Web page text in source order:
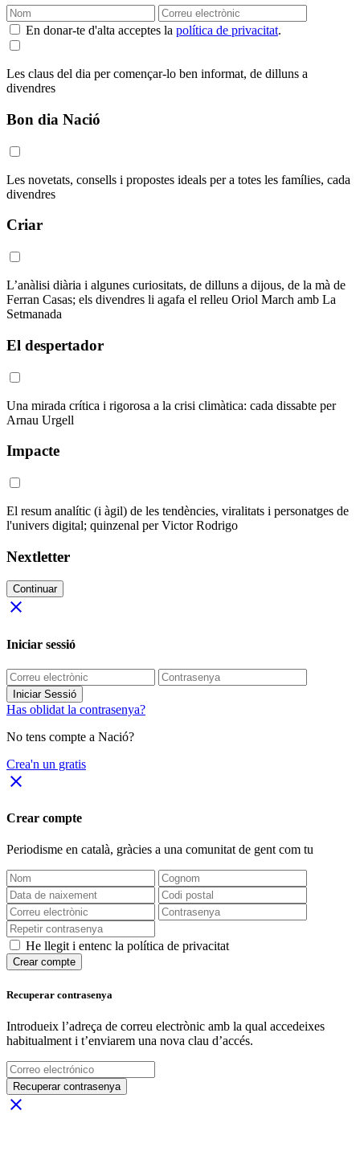
En donar-te d'alta acceptes la política de privacitat.
Les claus del dia per començar-lo ben informat, de dilluns a
divendres
Bon dia Nació
Les novetats, consells i propostes ideals per a totes les famílies, cada
divendres
Criar
L’anàlisi diària i algunes curiositats, de dilluns a dijous, de la mà de
Ferran Casas; els divendres li agafa el relleu Oriol March amb La
Setmanada
El despertador
Una mirada crítica i rigorosa a la crisi climàtica: cada dissabte per
Arnau Urgell
Impacte
El resum analític (i àgil) de les tendències, viralitats i personatges de
l'univers digital; quinzenal per Victor Rodrigo
Nextletter
Continuar
close
Iniciar sessió
Iniciar Sessió
Has oblidat la contrasenya?
No tens compte a Nació?
Crea'n un gratis
close
Crear compte
Periodisme en català, gràcies a una comunitat de gent com tu
He llegit i entenc la política de privacitat
Crear compte
Recuperar contrasenya
Introdueix l’adreça de correu electrònic amb la qual accedeixes
habitualment i t’enviarem una nova clau d’accés.
Recuperar contrasenya
close